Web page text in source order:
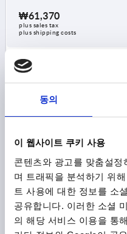
동의
이 웹사이트 쿠키 사용
콘텐츠와 광고를 맞춤설
며 트래픽을 분석하기 위
트 사용에 대한 정보를 소
공유합니다. 이러한 소셜
의 해당 서비스 이용을 통
₩61,370
plus sales tax
plus shipping costs
K1368 C
EDGE PROTECTION
EPDM BLACK,
FORM=C MAIN
CLAMPING RANGE